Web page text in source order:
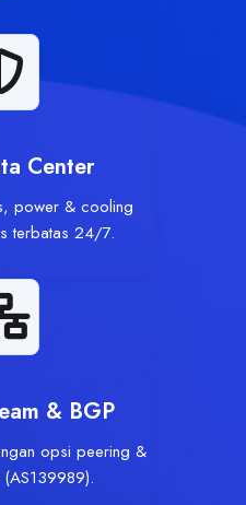
Center
power & cooling
terbatas 24/7.
& BGP
opsi peering &